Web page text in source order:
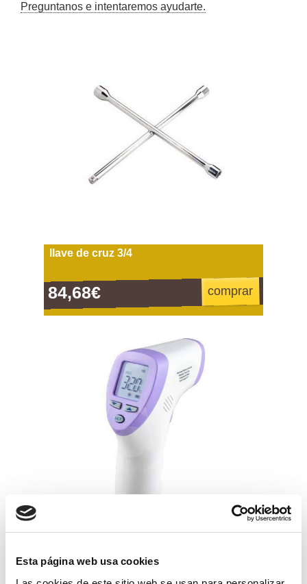
Esta página web usa cookies
Preguntanos e intentaremos ayudarte.
llave de cruz 3/4
84,68€ comprar
termometro infrarrojo profesional